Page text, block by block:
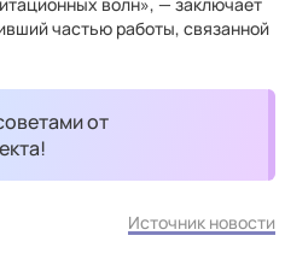
частью работы, связанной
от
Источник новости